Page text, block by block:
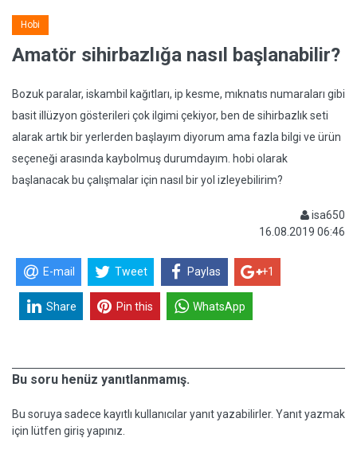
Hobi
Amatör sihirbazlığa nasıl başlanabilir?
Bozuk paralar, iskambil kağıtları, ip kesme, mıknatıs numaraları gibi
basit illüzyon gösterileri çok ilgimi çekiyor, ben de sihirbazlık seti
alarak artık bir yerlerden başlayım diyorum ama fazla bilgi ve ürün
seçeneği arasında kaybolmuş durumdayım. hobi olarak
başlanacak bu çalışmalar için nasıl bir yol izleyebilirim?
isa650
16.08.2019 06:46
E-mail Tweet Paylas +1
Share Pin this WhatsApp
Bu soru henüz yanıtlanmamış.
Bu soruya sadece kayıtlı kullanıcılar yanıt yazabilirler. Yanıt yazmak
için lütfen giriş yapınız.